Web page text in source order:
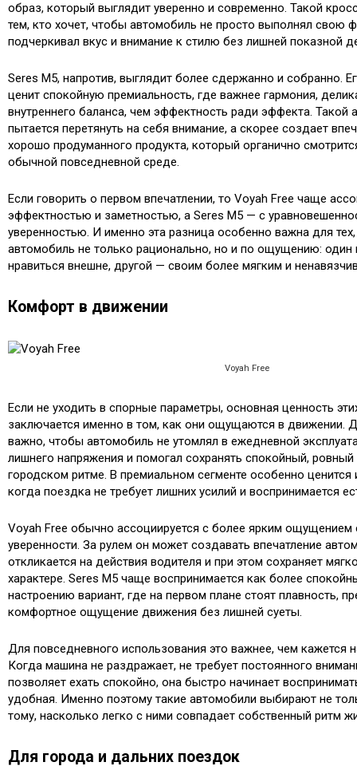
образ, который выглядит уверенно и современно. Такой
тем, кто хочет, чтобы автомобиль не просто выполнял свою
подчеркивал вкус и внимание к стилю без лишней показной
Seres M5, напротив, выглядит более сдержанно и собранно.
ценит спокойную премиальность, где важнее гармония,
внутреннего баланса, чем эффектность ради эффекта. Такой
пытается перетянуть на себя внимание, а скорее создает
хорошо продуманного продукта, который органично
обычной повседневной среде.
Если говорить о первом впечатлении, то Voyah Free чаще
эффектностью и заметностью, а Seres M5 — с
уверенностью. И именно эта разница особенно важна для
автомобиль не только рационально, но и по ощущению:
нравиться внешне, другой — своим более мягким и
Комфорт в движении
Voyah Free
Если не уходить в спорные параметры, основная ценность
заключается именно в том, как они ощущаются в движении.
важно, чтобы автомобиль не утомлял в ежедневной
лишнего напряжения и помогал сохранять спокойный,
городском ритме. В премиальном сегменте особенно
когда поездка не требует лишних усилий и воспринимается
Voyah Free обычно ассоциируется с более ярким ощущением
уверенности. За рулем он может создавать впечатление
откликается на действия водителя и при этом сохраняет
характере. Seres M5 чаще воспринимается как более
настроению вариант, где на первом плане стоят плавность,
комфортное ощущение движения без лишней суеты.
Для повседневного использования это важнее, чем кажется
Когда машина не раздражает, не требует постоянного
позволяет ехать спокойно, она быстро начинает
удобная. Именно поэтому такие автомобили выбирают не
тому, насколько легко с ними совпадает собственный ритм
Для города и дальних поездок